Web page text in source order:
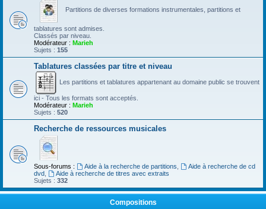
Partitions de diverses formations instrumentales, partitions et
tablatures sont admises.
Classés par niveau.
Modérateur : Marieh
Sujets : 155
Tablatures classées par titre et niveau
Les partitions et tablatures appartenant au domaine public se trouvent
ici - Tous les formats sont acceptés.
Modérateur : Marieh
Sujets : 520
Recherche de ressources musicales
Sous-forums : Aide à la recherche de partitions
Aide à recherche de cd
dvd
Aide à recherche de titres avec extraits
Sujets : 332
Compositions